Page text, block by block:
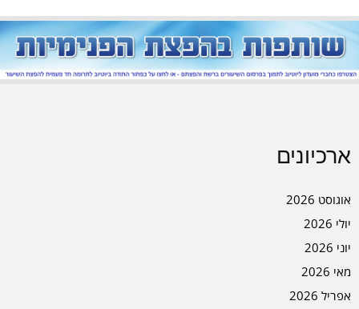
ארכיונים
אוגוסט 2026
יולי 2026
יוני 2026
מאי 2026
אפריל 2026